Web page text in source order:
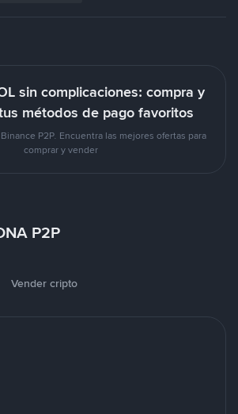
sin complicaciones: compra y
métodos de pago favoritos
P2P. Encuentra las mejores ofertas para
comprar y vender
P2P
Vender cripto